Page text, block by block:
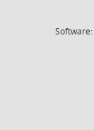
Software: